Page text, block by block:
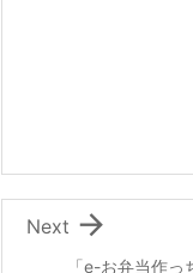
o
k
「e-お弁当作

Next